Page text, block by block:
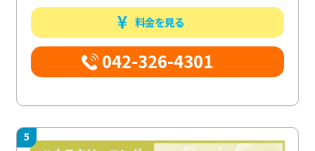
料金を見る
042-326-4301
5